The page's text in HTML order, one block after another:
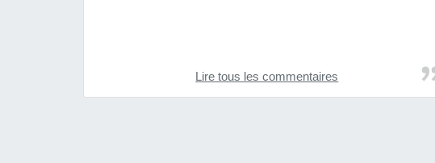
Lire tous les commentaires